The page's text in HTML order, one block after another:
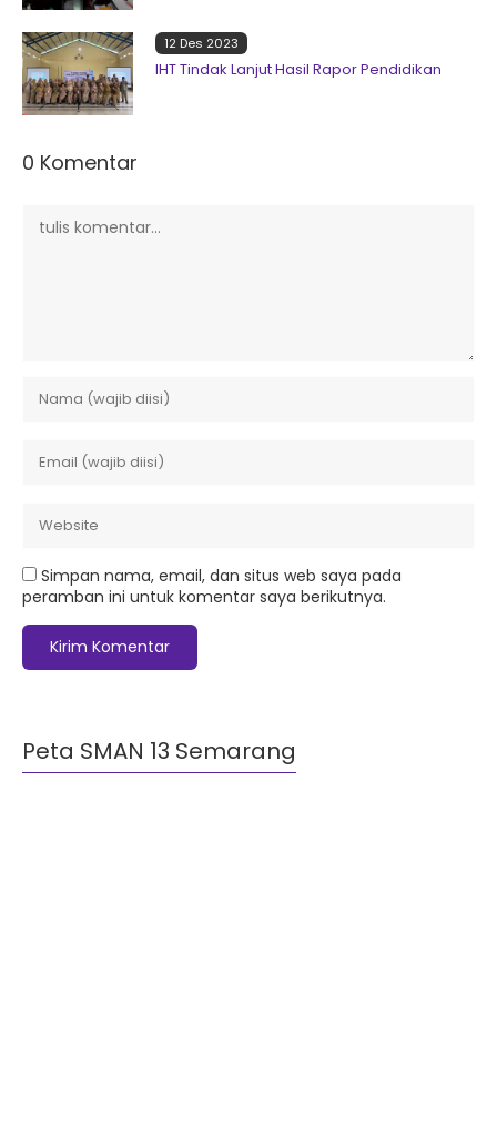
12 Des 2023
IHT Tindak Lanjut Hasil Rapor Pendidikan
0 Komentar
Simpan nama, email, dan situs web saya pada
peramban ini untuk komentar saya berikutnya.
Peta SMAN 13 Semarang